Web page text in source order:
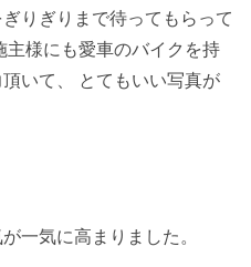
りぎりまで待ってもらって
主様にも愛車のバイクを持
いて、 とてもいい写真が
一気に高まりました。